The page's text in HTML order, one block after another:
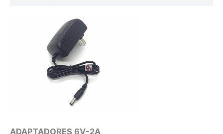
ADAPTADORES 6V-2A